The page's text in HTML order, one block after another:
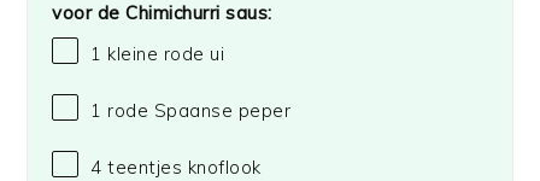
voor de Chimichurri saus:
1 kleine rode ui
1 rode Spaanse peper
4 teentjes knoflook